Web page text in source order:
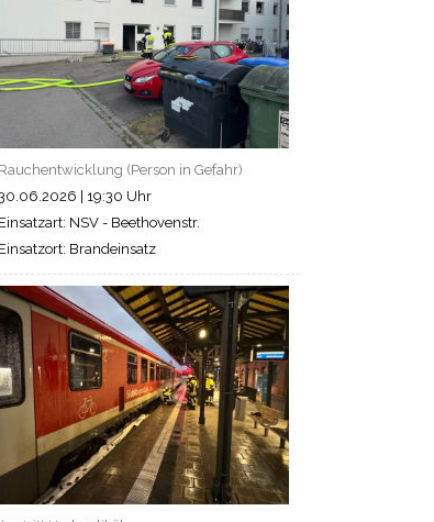
Rauchentwicklung (Person in Gefahr)
19:30 Uhr
Einsatzart: NSV - Beethovenstr.
Einsatzort: Brandeinsatz